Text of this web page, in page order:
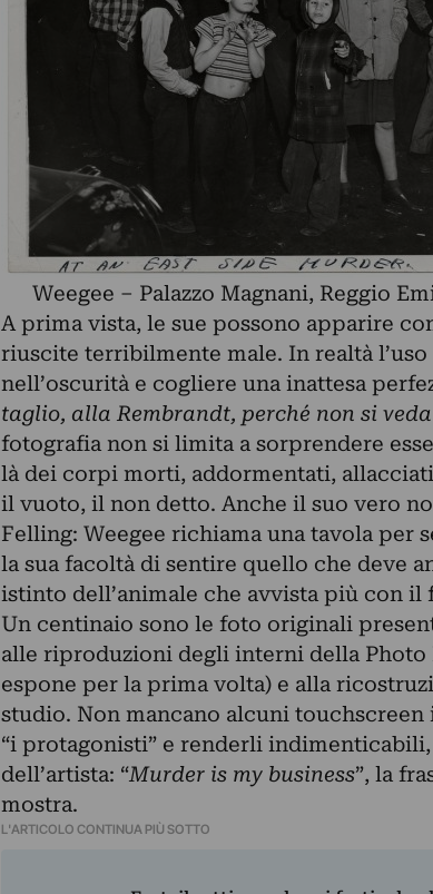
Weegee – Palazzo Magnani, Reggio
A prima vista, le sue possono apparire
riuscite terribilmente male. In realtà
nell’oscurità e cogliere una inattesa
taglio, alla Rembrandt, perché non si
fotografia non si limita a sorprendere
là dei corpi morti, addormentati,
il vuoto, il non detto. Anche il suo vero
Felling: Weegee richiama una tavola per
la sua facoltà di sentire quello che deve
istinto dell’animale che avvista più con
Un centinaio sono le foto originali
alle riproduzioni degli interni della Photo
espone per la prima volta) e alla
studio. Non mancano alcuni
“i protagonisti” e renderli
dell’artista: “Murder is my business”, la
mostra.
L'ARTICOLO CONTINUA PIÙ SOTTO